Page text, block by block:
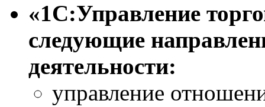
«1С:Управление
следующие
деятельности:
управление